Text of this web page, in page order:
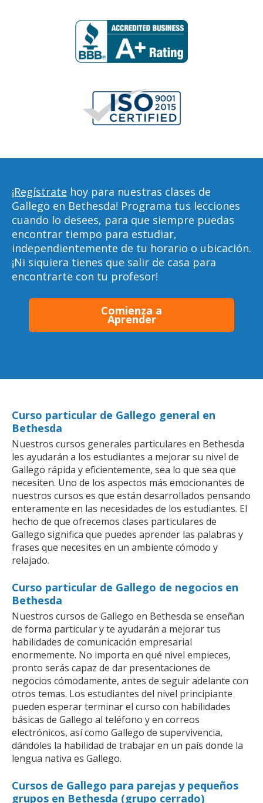
¡Regístrate hoy para nuestras clases de
Gallego en Bethesda! Programa tus lecciones
cuando lo desees, para que siempre puedas
encontrar tiempo para estudiar,
independientemente de tu horario o ubicación.
¡Ni siquiera tienes que salir de casa para
encontrarte con tu profesor!
Comienza a
Aprender
Curso particular de Gallego general en
Bethesda
Nuestros cursos generales particulares en Bethesda
les ayudarán a los estudiantes a mejorar su nivel de
Gallego rápida y eficientemente, sea lo que sea que
necesiten. Uno de los aspectos más emocionantes de
nuestros cursos es que están desarrollados pensando
enteramente en las necesidades de los estudiantes. El
hecho de que ofrecemos clases particulares de
Gallego significa que puedes aprender las palabras y
frases que necesites en un ambiente cómodo y
relajado.
Curso particular de Gallego de negocios en
Bethesda
Nuestros cursos de Gallego en Bethesda se enseñan
de forma particular y te ayudarán a mejorar tus
habilidades de comunicación empresarial
enormemente. No importa en qué nivel empieces,
pronto serás capaz de dar presentaciones de
negocios cómodamente, antes de seguir adelante con
otros temas. Los estudiantes del nivel principiante
pueden esperar terminar el curso con habilidades
básicas de Gallego al teléfono y en correos
electrónicos, así como Gallego de supervivencia,
dándoles la habilidad de trabajar en un país donde la
lengua nativa es Gallego.
Cursos de Gallego para parejas y pequeños
grupos en Bethesda (grupo cerrado)